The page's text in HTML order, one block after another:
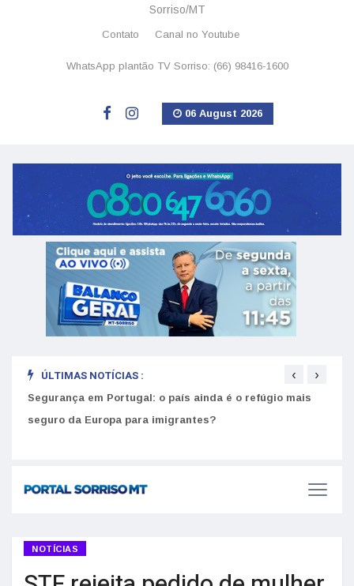
Sorriso/MT
Contato Canal no Youtube
WhatsApp plantão TV Sorriso: (66) 98416-1600
06 August 2026
ÚLTIMAS NOTÍCIAS :
Segurança em Portugal: o país ainda é o refúgio mais
seguro da Europa para imigrantes?
‹ ›
NOTÍCIAS